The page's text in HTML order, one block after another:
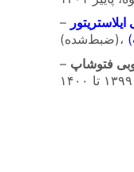
– ایلاستریتور
(ضبط‌شده)،
فتوشاپ